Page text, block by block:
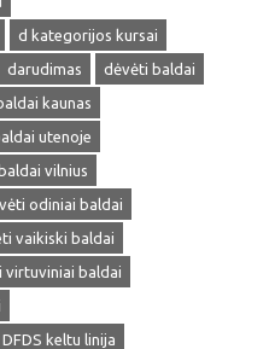
d kategorijos kursai
darudimas
dėvėti baldai
kaunas
utenoje
vilnius
odiniai baldai
vaikiski baldai
virtuviniai baldai
DFDS keltu linija